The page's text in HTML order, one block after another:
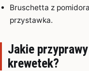
Bruschetta z
przystawka.
Jakie
krewetek?